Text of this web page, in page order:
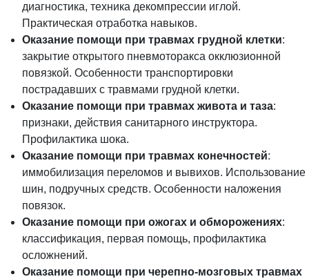
диагностика, техника декомпрессии иглой.
Практическая отработка навыков.
Оказание помощи при травмах грудной клетки:
закрытие открытого пневмоторакса окклюзионной
повязкой. Особенности транспортировки
пострадавших с травмами грудной клетки.
Оказание помощи при травмах живота и таза:
признаки, действия санитарного инструктора.
Профилактика шока.
Оказание помощи при травмах конечностей:
иммобилизация переломов и вывихов. Использование
шин, подручных средств. Особенности наложения
повязок.
Оказание помощи при ожогах и обморожениях:
классификация, первая помощь, профилактика
осложнений.
Оказание помощи при черепно-мозговых травмах